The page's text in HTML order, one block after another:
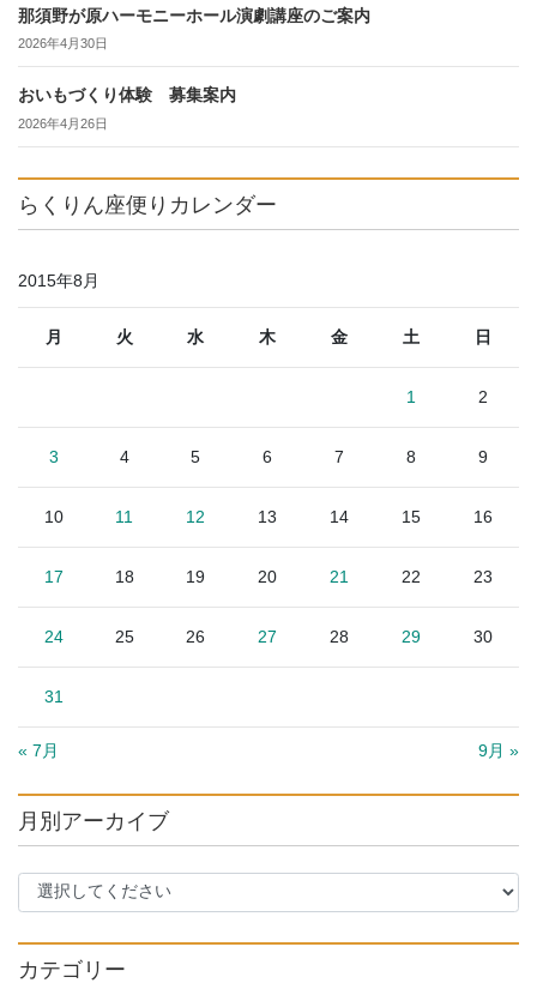
那須野が原ハーモニーホール演劇講座のご案内
2026年4月30日
おいもづくり体験 募集案内
2026年4月26日
らくりん座便りカレンダー
2015年8月
月 火 水 木 金 土 日
1 2
3 4 5 6 7 8 9
10 11 12 13 14 15 16
17 18 19 20 21 22 23
24 25 26 27 28 29 30
31
« 7月 9月 »
月別アーカイブ
カテゴリー